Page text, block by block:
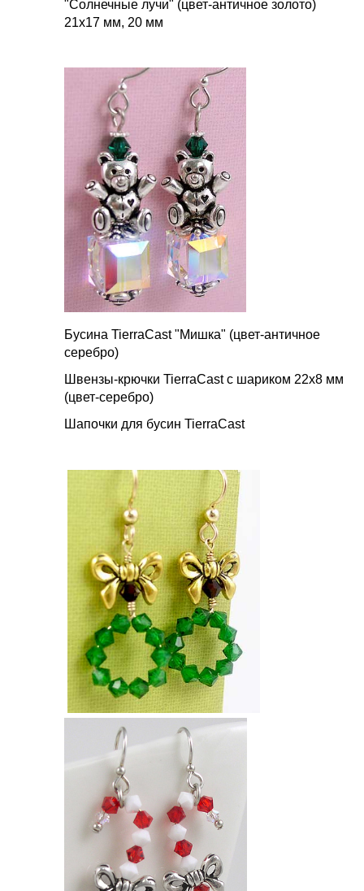
"Солнечные лучи" (цвет-античное золото)
21х17 мм, 20 мм
Бусина TierraCast "Мишка" (цвет-античное
серебро)
Швензы-крючки TierraCast с шариком 22х8 мм
(цвет-серебро)
Шапочки для бусин TierraCast